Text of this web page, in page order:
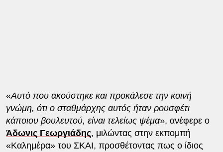
«Αυτό που ακούστηκε και προκάλεσε την κοινή
γνώμη, ότι ο σταθμάρχης αυτός ήταν ρουσφέτι
κάποιου βουλευτού, είναι τελείως ψέμα», ανέφερε ο
Άδωνις Γεωργιάδης, μιλώντας στην εκπομπή
«Καλημέρα» του ΣΚΑΙ, προσθέτοντας πως ο ίδιος